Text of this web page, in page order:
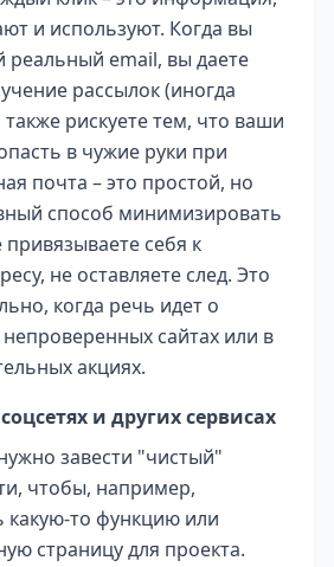
и используют. Когда вы
реальный email, вы даете
рассылок (иногда
рискуете тем, что ваши
в чужие руки при
почта – это простой, но
способ минимизировать
себя к
не оставляете след. Это
когда речь идет о
сайтах или в
акциях.
и других сервисах
завести "чистый"
чтобы, например,
какую-то функцию или
страницу для проекта.